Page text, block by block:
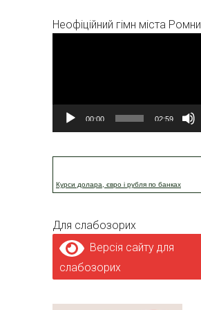
Неофіційний гімн міста Ромни
00:00 02:59
Курси долара, євро і рубля по банках
Для слабозорих
Версія сайту для
слабозорих